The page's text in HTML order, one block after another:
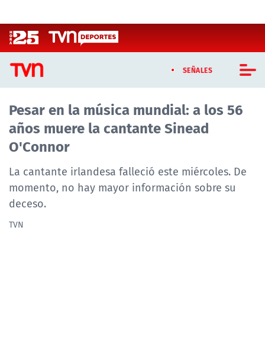
SEÑALES
CASTING MASTERCHEF CHILE
CASTING TVN VERTICAL
TVN VERTICAL
TVN PLAY
PROGRAMAS
Pesar en la música mundial: a los 56
años muere la cantante Sinead
O'Connor
La cantante irlandesa falleció este miércoles. De
momento, no hay mayor información sobre su
deceso.
TVN